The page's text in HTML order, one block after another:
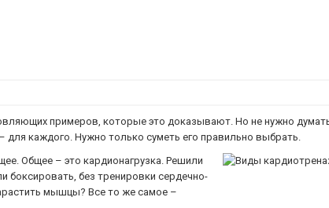
примеров, которые это доказывают. Но не нужно
каждого. Нужно только суметь его правильно выбрать.
Общее – это кардионагрузка. Решили
боксировать, без тренировки сердечно-
мышцы? Все то же самое –